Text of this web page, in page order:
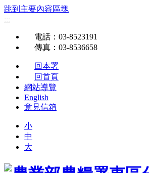
跳到主要內容區塊
電話 ：03-8523191
傳真 ：03-8536658
回本署
回首頁
網站導覽
English
意見信箱
小
中
大